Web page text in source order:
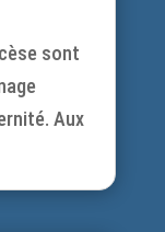
sont
Aux